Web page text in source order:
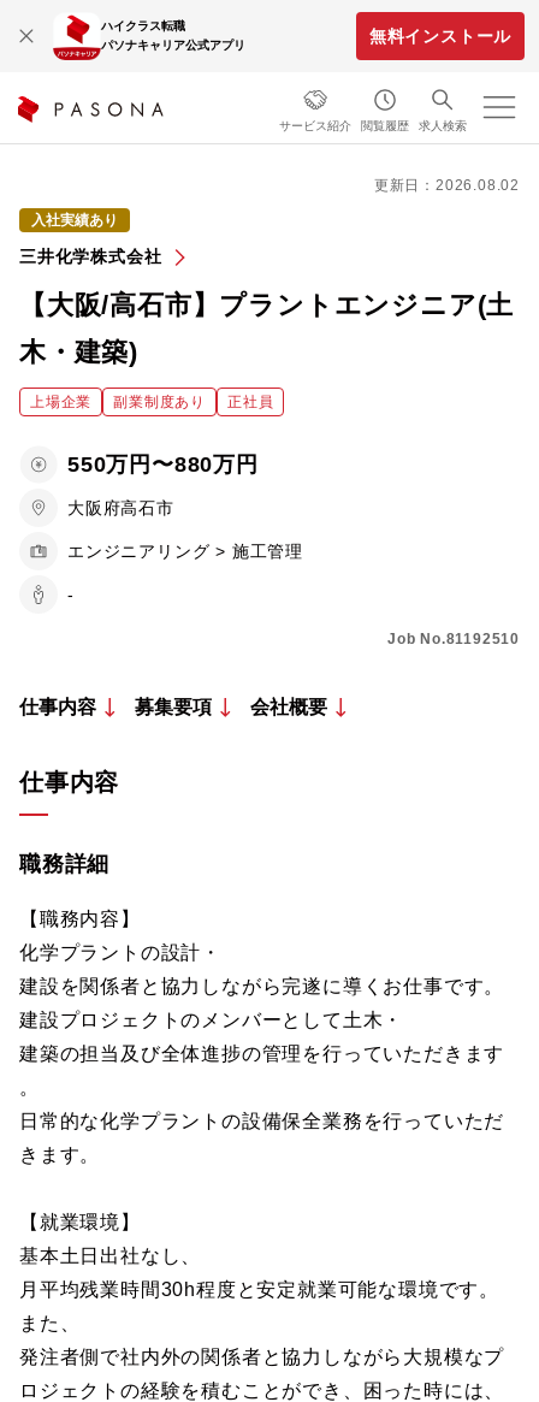
ハイクラス転職
パソナキャリア公式アプリ
無料インストール
サービス紹介 閲覧履歴 求人検索
更新日：2026.08.02
入社実績あり
三井化学株式会社
【大阪/高石市】プラントエンジニア(土
木・建築)
上場企業 副業制度あり 正社員
550万円〜880万円
大阪府高石市
エンジニアリング > 施工管理
-
Job No.81192510
仕事内容 募集要項 会社概要
仕事内容
職務詳細
【職務内容】
化学プラントの設計・
建設を関係者と協力しながら完遂に導くお仕事です。
建設プロジェクトのメンバーとして土木・
建築の担当及び全体進捗の管理を行っていただきます
。
日常的な化学プラントの設備保全業務を行っていただ
きます。
【就業環境】
基本土日出社なし、
月平均残業時間30h程度と安定就業可能な環境です。
また、
発注者側で社内外の関係者と協力しながら大規模なプ
ロジェクトの経験を積むことができ、困った時には、